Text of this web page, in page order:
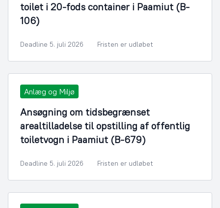
toilet i 20-fods container i Paamiut (B-
106)
Deadline 5. juli 2026 Fristen er udløbet
Anlæg og Miljø
Ansøgning om tidsbegrænset
arealtilladelse til opstilling af offentlig
toiletvogn i Paamiut (B-679)
Deadline 5. juli 2026 Fristen er udløbet